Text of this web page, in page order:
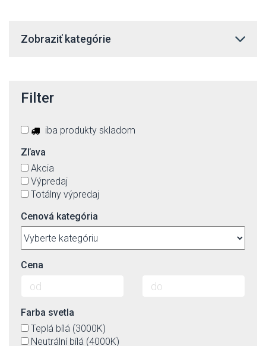
Zobraziť kategórie
Filter
iba produkty skladom
Zľava
Akcia
Výpredaj
Totálny výpredaj
Cenová kategória
Cena
Farba svetla
Teplá bílá (3000K)
Neutrální bílá (4000K)